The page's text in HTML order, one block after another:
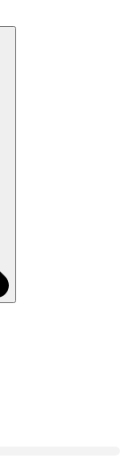
Search